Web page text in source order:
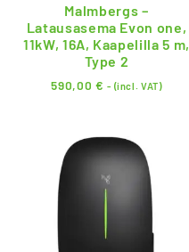
Malmbergs –
Latausasema Evon one,
11kW, 16A, Kaapelilla 5 m,
Type 2
590,00 € - (incl. VAT)